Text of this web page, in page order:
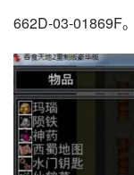
662D-03-01869F。